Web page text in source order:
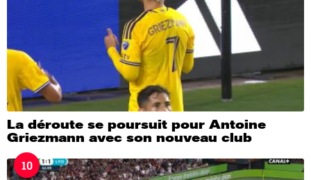
La déroute se poursuit pour Antoine
Griezmann avec son nouveau club
10